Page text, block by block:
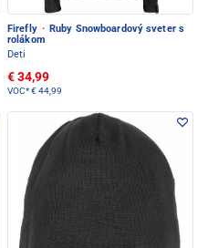
Firefly · Ruby Snowboardový sveter s
rolákom
Deti
€ 34,99
VOC*€ 44,99